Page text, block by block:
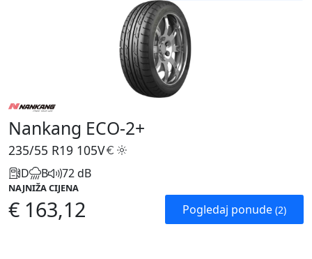
Nankang ECO-2+
235/55 R19 105V
D B 72 dB
NAJNIŽA CIJENA
€ 163,12 Pogledaj ponude (2)